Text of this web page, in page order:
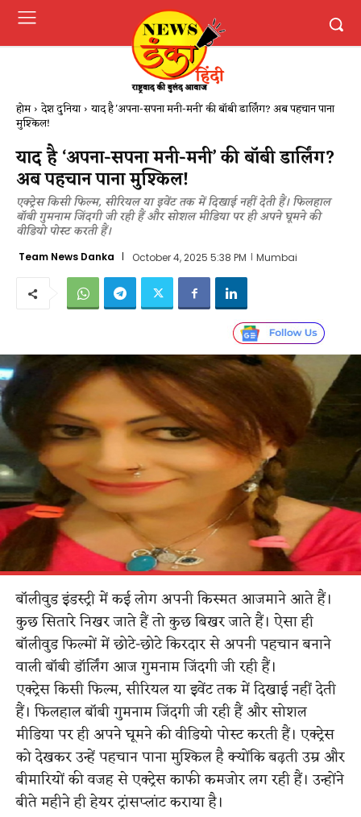
होम देश दुनिया याद है 'अपना-सपना मनी-मनी' की बॉबी डार्लिंग? अब पहचान पाना
मुश्किल!
याद है ‘अपना-सपना मनी-मनी’ की बॉबी डार्लिंग?
अब पहचान पाना मुश्किल!
एक्ट्रेस किसी फिल्म, सीरियल या इवेंट तक में दिखाई नहीं देती हैं। फिलहाल
बॉबी गुमनाम जिंदगी जी रही हैं और सोशल मीडिया पर ही अपने घूमने की
वीडियो पोस्ट करती हैं।
Team News Danka October 4, 2025 5:38 PM Mumbai
बॉलीवुड इंडस्ट्री में कई लोग अपनी किस्मत आजमाने आते हैं।
कुछ सितारे निखर जाते हैं तो कुछ बिखर जाते हैं। ऐसा ही
बॉलीवुड फिल्मों में छोटे-छोटे किरदार से अपनी पहचान बनाने
वाली बॉबी डॉर्लिंग आज गुमनाम जिंदगी जी रही हैं।
एक्ट्रेस किसी फिल्म, सीरियल या इवेंट तक में दिखाई नहीं देती
हैं। फिलहाल बॉबी गुमनाम जिंदगी जी रही हैं और सोशल
मीडिया पर ही अपने घूमने की वीडियो पोस्ट करती हैं। एक्ट्रेस
को देखकर उन्हें पहचान पाना मुश्किल है क्योंकि बढ़ती उम्र और
बीमारियों की वजह से एक्ट्रेस काफी कमजोर लग रही हैं। उन्होंने
बीते महीने ही हेयर ट्रांसप्लांट कराया है।